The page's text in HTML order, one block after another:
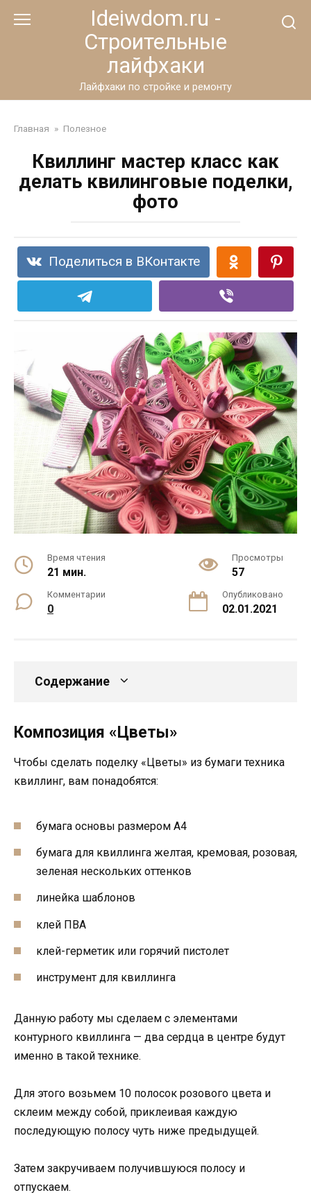
Ideiwdom.ru -
Строительные
лайфхаки
Лайфхаки по стройке и ремонту
Главная » Полезное
Квиллинг мастер класс как
делать квилинговые поделки,
фото
Поделиться в ВКонтакте
Время чтения
21 мин.
Просмотры
57
Комментарии
0
Опубликовано
02.01.2021
Содержание
Композиция «Цветы»
Чтобы сделать поделку «Цветы» из бумаги техника
квиллинг, вам понадобятся:
бумага основы размером А4
бумага для квиллинга желтая, кремовая, розовая,
зеленая нескольких оттенков
линейка шаблонов
клей ПВА
клей-герметик или горячий пистолет
инструмент для квиллинга
Данную работу мы сделаем с элементами
контурного квиллинга — два сердца в центре будут
именно в такой технике.
Для этого возьмем 10 полосок розового цвета и
склеим между собой, приклеивая каждую
последующую полосу чуть ниже предыдущей.
Затем закручиваем получившуюся полосу и
отпускаем.